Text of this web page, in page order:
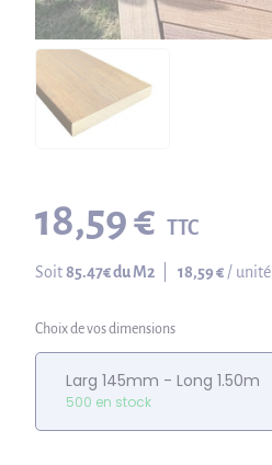
18,59 € TTC
Soit85.47€ du M2 18,59 € / unité
Choix de vos dimensions
Larg 145mm - Long 1.50m
500 en stock